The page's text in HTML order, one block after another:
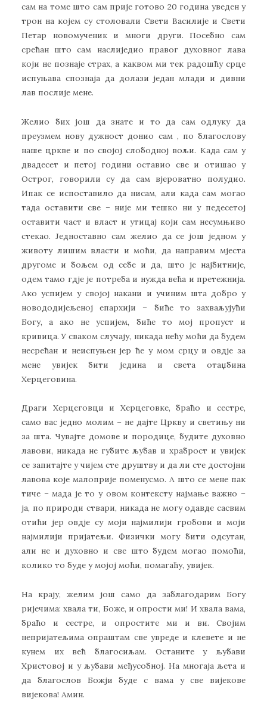
сам на томе што сам прије готово 20 година уведен у
трон на којем су столовали Свети Василије и Свети
Петар новомученик и многи други. Посебно сам
срећан што сам наслиједио правог духовног лава
који не познаје страх, а каквом ми тек радошћу срце
испуњава спознаја да долази један млади и дивни
лав послије мене.
Желио бих још да знате и то да сам одлуку да
преузмем нову дужност донио сам , по благослову
наше цркве и по својој слободној вољи. Када сам у
двадесет и петој години оставио све и отишао у
Острог, говорили су да сам вјероватно полудио.
Ипак се испоставило да нисам, али када сам могао
тада оставити све – није ми тешко ни у педесетој
оставити част и власт и утицај који сам несумњиво
стекао. Једноставно сам желио да се још једном у
животу лишим власти и моћи, да направим мјеста
другоме и бољем од себе и да, што је најбитније,
одем тамо гдје је потреба и нужда већа и претежнија.
Ако успијем у својој накани и учиним шта добро у
новододијељеној епархији – биће то захваљујући
Богу, а ако не успијем, биће то мој пропуст и
кривица. У сваком случају, никада нећу моћи да будем
несрећан и неиспуњен јер ће у мом срцу и овдје за
мене увијек бити једина и света отаџбина
Херцеговина.
Драги Херцеговци и Херцеговке, браћо и сестре,
само вас једно молим – не дајте Цркву и светињу ни
за шта. Чувајте домове и породице, будите духовно
лавови, никада не губите љубав и храброст и увијек
се запитајте у чијем сте друштву и да ли сте достојни
лавова које малоприје поменусмо. А што се мене пак
тиче – мада је то у овом контексту најмање важно –
ја, по природи ствари, никада не могу одавде сасвим
отићи јер овдје су моји најмилији гробови и моји
најмилији пријатељи. Физички могу бити одсутан,
али не и духовно и све што будем могао помоћи,
колико то буде у мојој моћи, помагаћу, увијек.
На крају, желим још само да заблагодарим Богу
ријечима: хвала ти, Боже, и опрости ми! И хвала вама,
браћо и сестре, и опростите ми и ви. Својим
непријатељима опраштам све увреде и клевете и не
кунем их већ благосиљам. Останите у љубави
Христовој и у љубави међусобној. На многаја љета и
да благослов Божји буде с вама у све вијекове
вијекова! Амин.